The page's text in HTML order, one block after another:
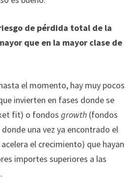
de pérdida total de la
que en la mayor clase de
el momento, hay muy pocos
invierten en fases donde se
fit) o fondos growth(fondos
una vez ya encontrado el
el crecimiento) que hayan
importes superiores a las